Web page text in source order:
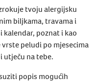
tvoju alergijsku
biljkama, travama i
poznat i kao
peludi po mjesecima
utječu na tebe.
popis mogućih